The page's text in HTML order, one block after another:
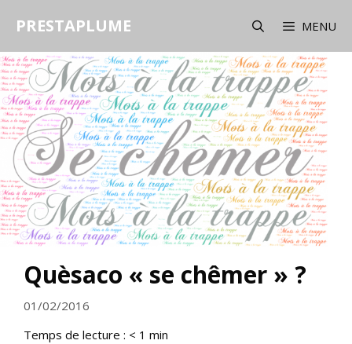
PRESTAPLUME MENU
Quèsaco « se chêmer » ?
01/02/2016
Temps de lecture : < 1 min